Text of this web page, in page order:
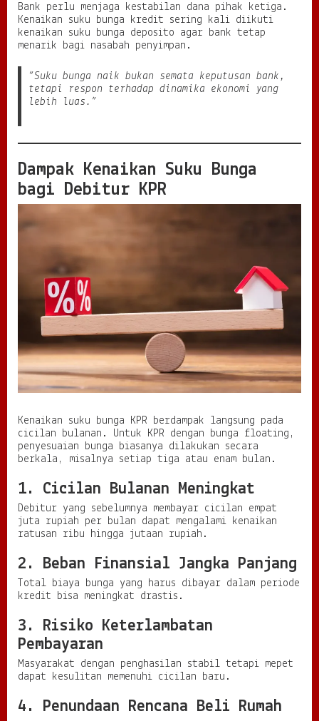
Bank perlu menjaga kestabilan dana pihak ketiga.
Kenaikan suku bunga kredit sering kali diikuti
kenaikan suku bunga deposito agar bank tetap
menarik bagi nasabah penyimpan.
“Suku bunga naik bukan semata keputusan bank,
tetapi respon terhadap dinamika ekonomi yang
lebih luas.”
Dampak Kenaikan Suku Bunga
bagi Debitur KPR
Kenaikan suku bunga KPR berdampak langsung pada
cicilan bulanan. Untuk KPR dengan bunga floating,
penyesuaian bunga biasanya dilakukan secara
berkala, misalnya setiap tiga atau enam bulan.
1. Cicilan Bulanan Meningkat
Debitur yang sebelumnya membayar cicilan empat
juta rupiah per bulan dapat mengalami kenaikan
ratusan ribu hingga jutaan rupiah.
2. Beban Finansial Jangka Panjang
Total biaya bunga yang harus dibayar dalam periode
kredit bisa meningkat drastis.
3. Risiko Keterlambatan
Pembayaran
Masyarakat dengan penghasilan stabil tetapi mepet
dapat kesulitan memenuhi cicilan baru.
4. Penundaan Rencana Beli Rumah